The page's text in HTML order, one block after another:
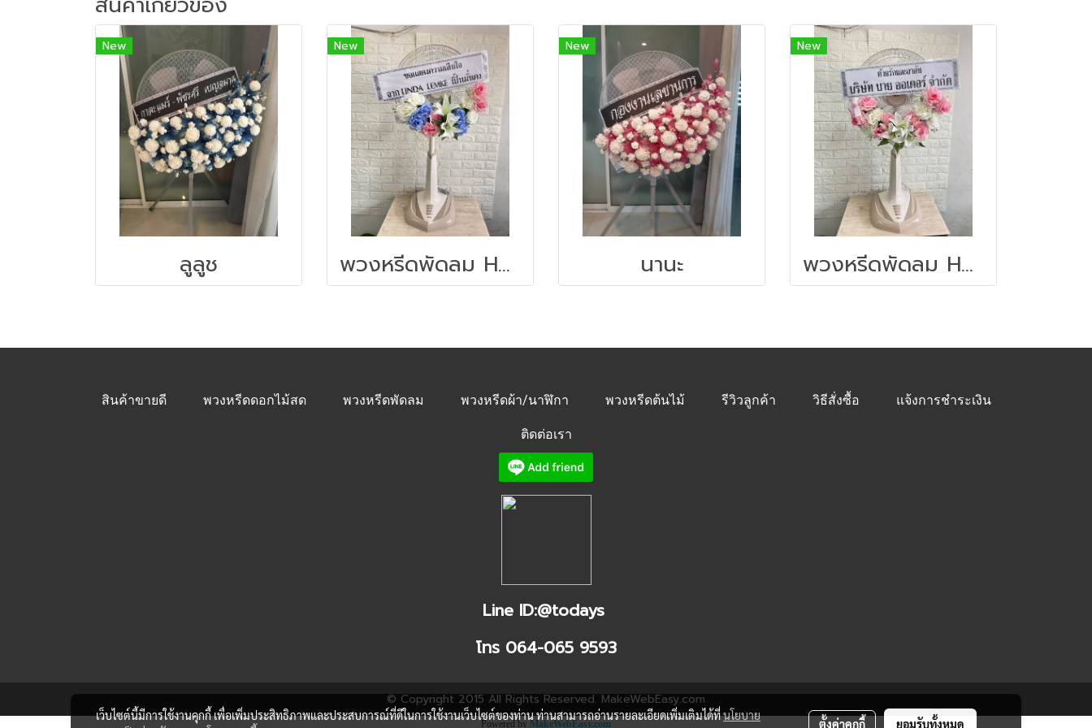
New
ลูลูช
New
พวงหรีดพัดลม Hatari 18 นิ้ว
New
นานะ
New
พวงหรีดพัดลม Hatari 18 นิ้ว
สินค้าขายดี พวงหรีดดอกไม้สด พวงหรีดพัดลม พวงหรีดผ้า/นาฬิกา พวงหรีดต้นไม้ รีวิวลูกค้า วิธีสั่งซื้อ แจ้งการชำระเงิน
ติดต่อเรา
Line ID:@todays
โทร 064-065 9593
© Copyright 2015 All Rights Reserved. MakeWebEasy.com
Powered byMakeWebEasy.com
เว็บไซต์นี้มีการใช้งานคุกกี้ เพื่อเพิ่มประสิทธิภาพและประสบการณ์ที่ดีในการใช้งานเว็บไซต์ของท่าน ท่านสามารถอ่านรายละเอียดเพิ่มเติมได้ที่นโยบาย
ตั้งค่าคุกกี้ ยอมรับทั้งหมด